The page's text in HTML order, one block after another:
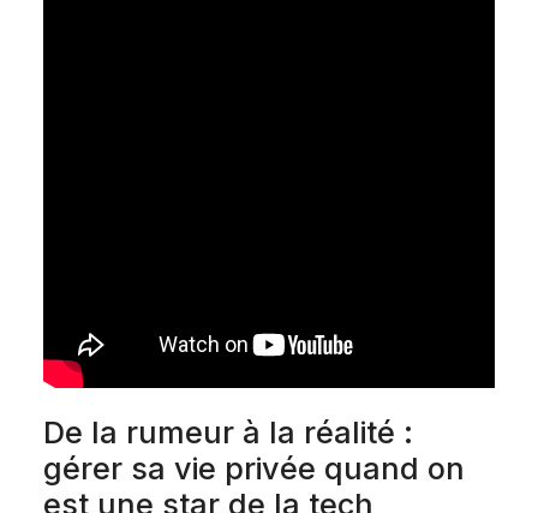
De la rumeur à la réalité :
gérer sa vie privée quand on
est une star de la tech